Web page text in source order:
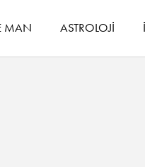
MAN ASTROLOJİ